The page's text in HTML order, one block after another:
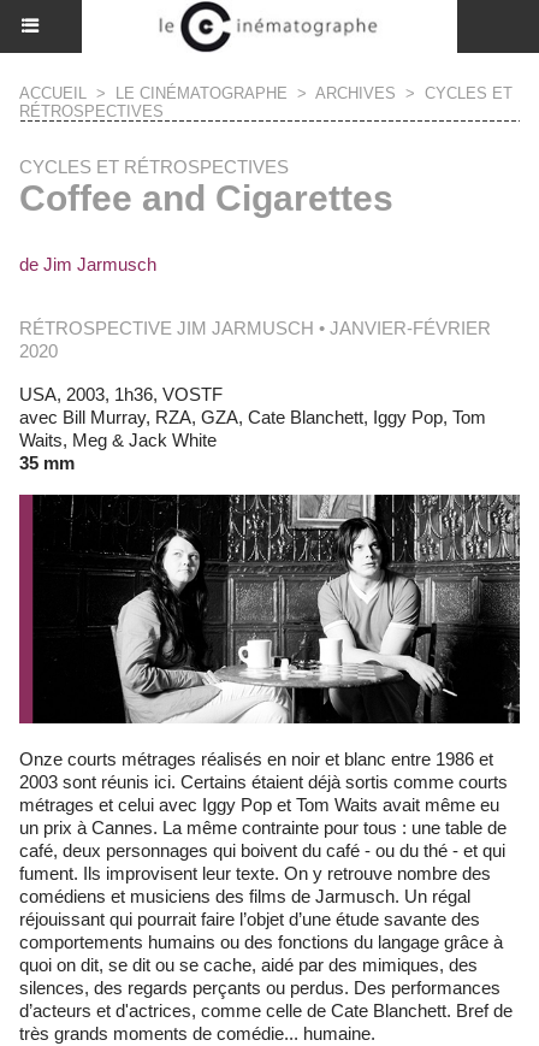
ACCUEIL > LE CINÉMATOGRAPHE > ARCHIVES > CYCLES ET
RÉTROSPECTIVES
CYCLES ET RÉTROSPECTIVES
Coffee and Cigarettes
de Jim Jarmusch
RÉTROSPECTIVE JIM JARMUSCH • JANVIER-FÉVRIER
2020
USA, 2003, 1h36, VOSTF
avec Bill Murray, RZA, GZA, Cate Blanchett, Iggy Pop, Tom
Waits, Meg & Jack White
35 mm
Onze courts métrages réalisés en noir et blanc entre 1986 et
2003 sont réunis ici. Certains étaient déjà sortis comme courts
métrages et celui avec Iggy Pop et Tom Waits avait même eu
un prix à Cannes. La même contrainte pour tous : une table de
café, deux personnages qui boivent du café - ou du thé - et qui
fument. Ils improvisent leur texte. On y retrouve nombre des
comédiens et musiciens des films de Jarmusch. Un régal
réjouissant qui pourrait faire l’objet d’une étude savante des
comportements humains ou des fonctions du langage grâce à
quoi on dit, se dit ou se cache, aidé par des mimiques, des
silences, des regards perçants ou perdus. Des performances
d’acteurs et d'actrices, comme celle de Cate Blanchett. Bref de
très grands moments de comédie... humaine.